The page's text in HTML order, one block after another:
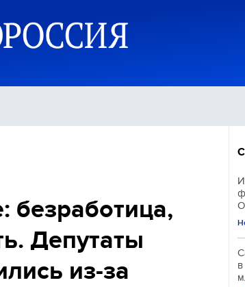
безработица,
Депутаты
из-за